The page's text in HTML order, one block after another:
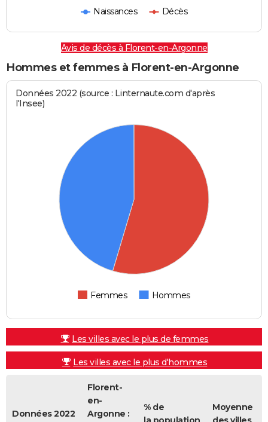
Naissances Décès
Avis de décès à Florent-en-Argonne
Hommes et femmes à Florent-en-Argonne
Données 2022 (source : Linternaute.com d'après
l'Insee)
Femmes Hommes
Les villes avec le plus de femmes
Les villes avec le plus d'hommes
Données 2022
Florent-
en-
Argonne :
% de
Moyenne